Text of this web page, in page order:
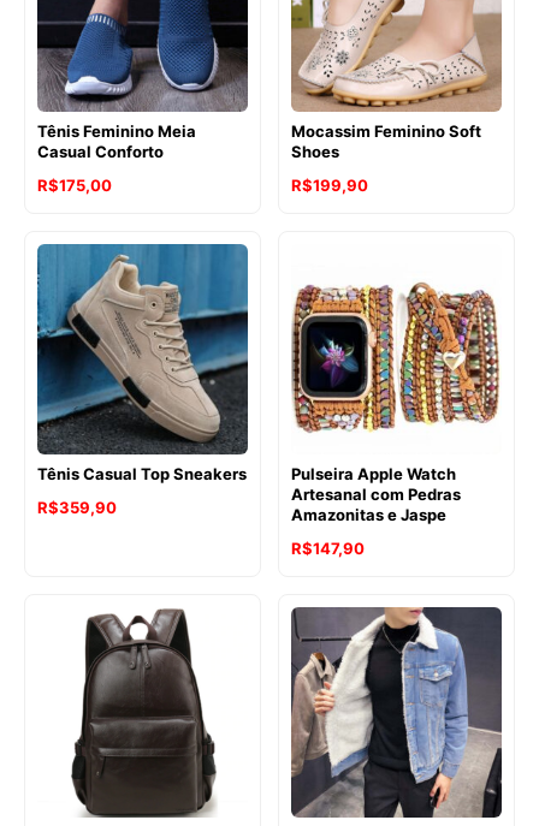
Tênis Feminino Meia
Casual Conforto
R$175,00
Mocassim Feminino Soft
Shoes
R$199,90
Tênis Casual Top Sneakers
R$359,90
Pulseira Apple Watch
Artesanal com Pedras
Amazonitas e Jaspe
R$147,90